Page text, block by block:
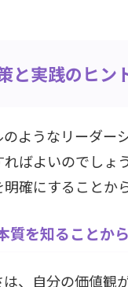
と実践のヒン
ようなリーダー
ればよいのでしょ
確にすることか
質を知ることから
は、自分の価値観